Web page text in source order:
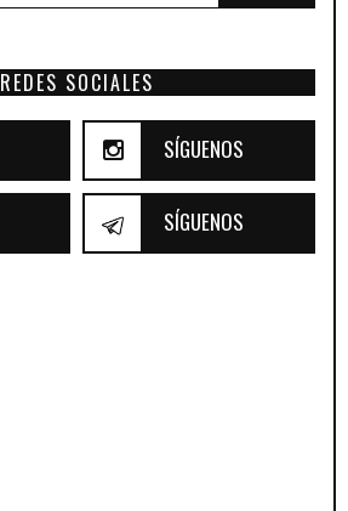
REDES SOCIALES
SÍGUENOS
SÍGUENOS